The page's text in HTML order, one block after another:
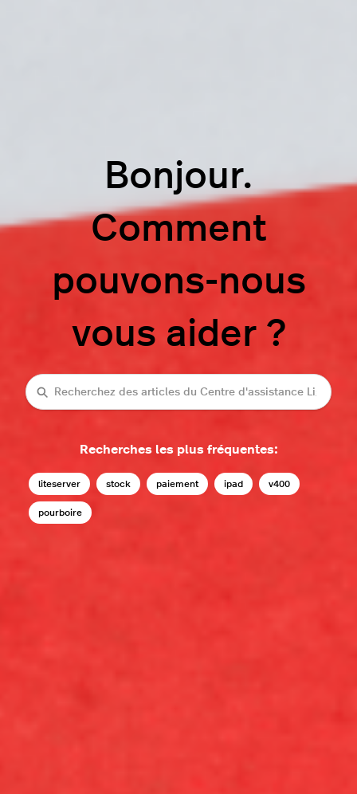
Bonjour.
Comment
pouvons-nous
vous aider ?
Recherche
Recherches les plus fréquentes:
liteserver stock paiement ipad v400
pourboire